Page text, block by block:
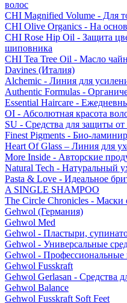
волос
CHI Magnified Volume - Для
CHI Olive Organics - На
CHI Rose Hip Oil - Защита
шиповника
CHI Tea Tree Oil - Масло
Davines (Италия)
Alchemic - Линия для
Authentic Formulas -
Essential Haircare -
OI - Абсолютная красота
SU - Средства для защиты от
Finest Pigments - Био-
Heart Of Glass – Линия для
More Inside - Авторские
Natural Tech - Натуральный
Pasta & Love - Идеальное
A SINGLE SHAMPOO
The Circle Chronicles -
Gehwol (Германия)
Gehwol Med
Gehwol - Пластыри,
Gehwol - Универсальные
Gehwol - Профессиональные
Gehwol Fusskraft
Gehwol Gerlasan - Средства
Gehwol Balance
Gehwol Fusskraft Soft Feet